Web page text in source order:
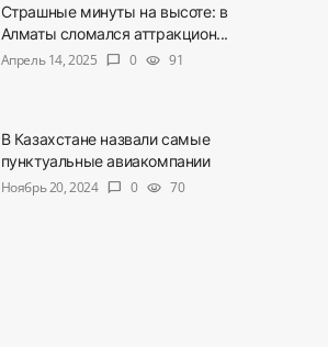
Страшные минуты на высоте: в
Алматы сломался аттракцион...
Апрель 14, 2025
chat_bubble 0 visibility 91
В Казахстане назвали самые
пунктуальные авиакомпании
Ноябрь 20, 2024
chat_bubble 0 visibility 70